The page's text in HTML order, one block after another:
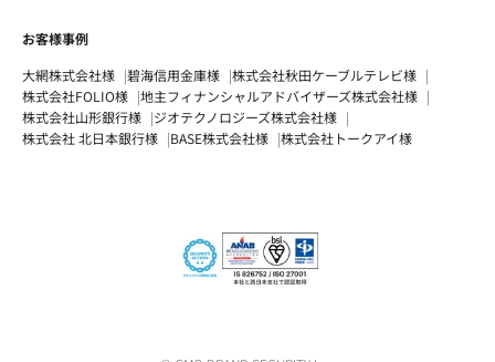
お客様事例
大網株式会社様
碧海信用金庫様
株式会社秋田ケーブルテレビ様
株式会社FOLIO様
地主フィナンシャルアドバイザーズ株式会社様
株式会社山形銀行様
ジオテクノロジーズ株式会社様
株式会社 北日本銀行様
BASE株式会社様 株式会社トークアイ様